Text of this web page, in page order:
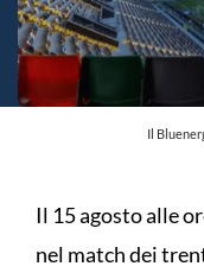
Il
Il 15 agosto alle
nel match dei